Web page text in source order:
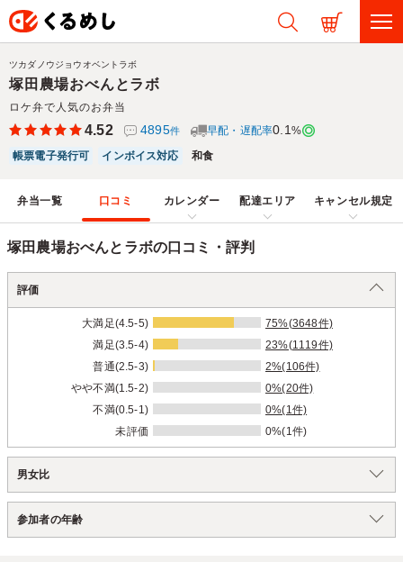
塚田農場おべんとラボ
ロケ弁で人気のお弁当
ツカダノウジョウオベントラボ
4.52 4895件 早配・遅配率0.1 %
帳票電子発行可
インボイス対応 和食
弁当一覧 口コミ カレンダー 配達エリア キャンセル規定
塚田農場おべんとラボの口コミ・評判
評価
大満足(4.5-5)
75%(3648件)
満足(3.5-4)
23%(1119件)
普通(2.5-3)
2%(106件)
やや不満(1.5-2)
0%(20件)
不満(0.5-1)
0%(1件)
未評価
0%(1件)
男女比
参加者の年齢